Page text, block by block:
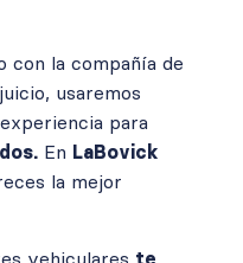
con la compañía de
usaremos
para
En LaBovick
la mejor